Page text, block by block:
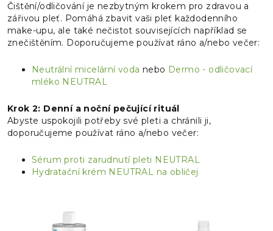
Čištění/odličování je nezbytným krokem pro zdravou a
zářivou pleť. Pomáhá zbavit vaši pleť každodenního
make-upu, ale také nečistot souvisejících například se
znečištěním. Doporučujeme používat ráno a/nebo večer:
Neutrální micelární voda nebo Dermo - odličovací
mléko NEUTRAL
Krok 2: Denní a noční pečující rituál
Abyste uspokojili potřeby své pleti a chránili ji,
doporučujeme používat ráno a/nebo večer:
Sérum proti zarudnutí pleti NEUTRAL
Hydratační krém NEUTRAL na obličej